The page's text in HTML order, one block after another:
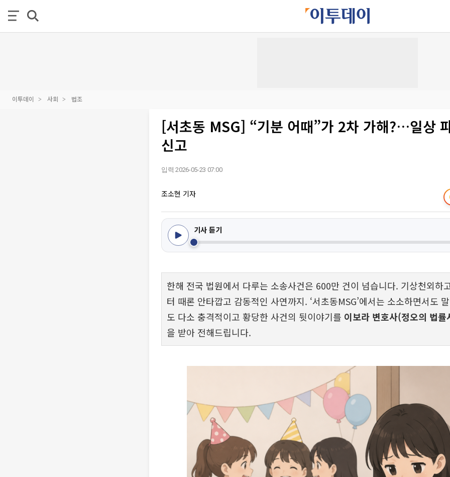
이투데이 사회 법조
[서초동 MSG] “기분 어때”가 2차 가해?…일상
신고
입력 2026-05-23 07:00
조소현 기자
기사 듣기
한해 전국 법원에서 다루는 소송사건은 600만 건이 넘습니다. 기상천외하
터 때론 안타깝고 감동적인 사연까지. ‘서초동MSG’에서는 소소하면서도
도 다소 충격적이고 황당한 사건의 뒷이야기를 이보라 변호사(정오의 법률
을 받아 전해드립니다.